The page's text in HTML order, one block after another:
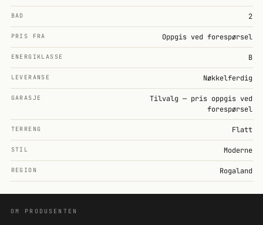
BAD 2
PRIS FRA Oppgis ved forespørsel
ENERGIKLASSE B
LEVERANSE Nøkkelferdig
GARASJE
Tilvalg — pris oppgis ved
forespørsel
TERRENG Flatt
STIL Moderne
REGION Rogaland
OM PRODUSENTEN